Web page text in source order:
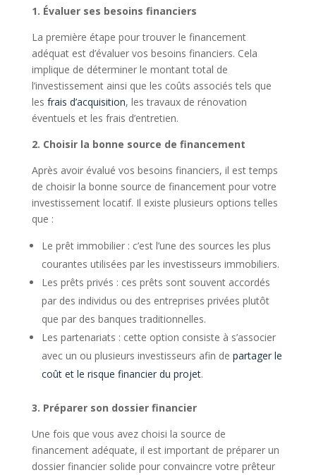
1. Évaluer ses besoins financiers
La première étape pour trouver le financement
adéquat est d’évaluer vos besoins financiers. Cela
implique de déterminer le montant total de
l’investissement ainsi que les coûts associés tels que
les frais d’acquisition, les travaux de rénovation
éventuels et les frais d’entretien.
2. Choisir la bonne source de financement
Après avoir évalué vos besoins financiers, il est temps
de choisir la bonne source de financement pour votre
investissement locatif. Il existe plusieurs options telles
que :
Le prêt immobilier : c’est l’une des sources les plus
courantes utilisées par les investisseurs immobiliers.
Les prêts privés : ces prêts sont souvent accordés
par des individus ou des entreprises privées plutôt
que par des banques traditionnelles.
Les partenariats : cette option consiste à s’associer
avec un ou plusieurs investisseurs afin de partager le
coût et le risque financier du projet.
3. Préparer son dossier financier
Une fois que vous avez choisi la source de
financement adéquate, il est important de préparer un
dossier financier solide pour convaincre votre prêteur